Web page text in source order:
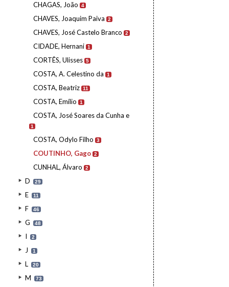
CHAGAS, João 4
CHAVES, Joaquim Paiva 2
CHAVES, José Castelo Branco 2
CIDADE, Hernani 1
CORTÊS, Ulisses 5
COSTA, A. Celestino da 1
COSTA, Beatriz 11
COSTA, Emílio 1
COSTA, José Soares da Cunha e
1
COSTA, Odylo Filho 3
COUTINHO, Gago 2
CUNHAL, Álvaro 2
D 29
E 11
F 46
G 48
I 2
J 1
L 20
M 73